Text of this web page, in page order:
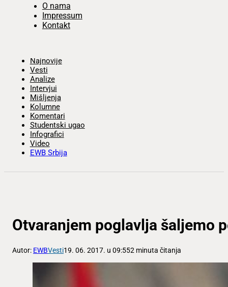
O nama
Impressum
Kontakt
Najnovije
Vesti
Analize
Intervjui
Mišljenja
Kolumne
Komentari
Studentski ugao
Infografici
Video
EWB Srbija
Otvaranjem poglavlja šaljemo
Autor: EWBVesti19. 06. 2017. u 09:552 minuta čitanja